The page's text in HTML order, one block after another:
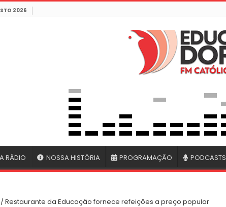
2026
RÁDIO NOSSA HISTÓRIA PROGRAMAÇÃO PODCASTS
/Restaurante da Educação fornece refeições a preço popular